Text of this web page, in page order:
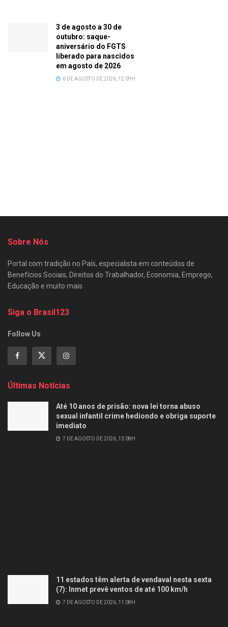
3 de agosto a 30 de
outubro: saque-
aniversário do FGTS
liberado para nascidos
em agosto de 2026
6 DE AGOSTO DE 2026, 12:09H
Sobre Nós
Portal com tradição no País, especialista em conteúdos de
Benefícios Sociais, Direitos do Trabalhador, Economia, Emprego,
Educação e muito mais
Siga o Brasil123
Follow Us
Últimas Notícias
Até 10 anos de prisão: nova lei torna abuso
sexual infantil crime hediondo e obriga suporte
imediato
7 DE AGOSTO DE 2026, 13:08H
11 estados têm alerta de vendaval nesta sexta
(7): Inmet prevê ventos de até 100 km/h
7 DE AGOSTO DE 2026, 11:08H